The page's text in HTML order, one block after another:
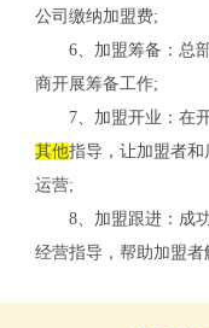
公司缴纳加盟费;
6、加盟筹备：总部
商开展筹备工作;
7、加盟开业：在开
其他指导，让加盟者
运营;
8、加盟跟进：成功
经营指导，帮助加盟者